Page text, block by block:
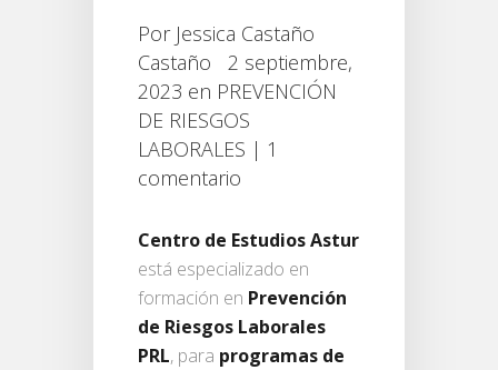
Por Jessica Castaño
Castaño 2 septiembre,
2023 en PREVENCIÓN
DE RIESGOS
LABORALES | 1
comentario
Centro de Estudios Astur
está especializado en
formación en Prevención
de Riesgos Laborales
PRL, para programas de